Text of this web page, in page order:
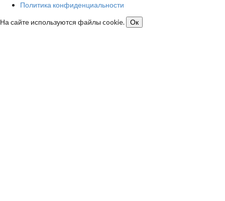
Политика конфиденциальности
На сайте используются файлы cookie.
Ок